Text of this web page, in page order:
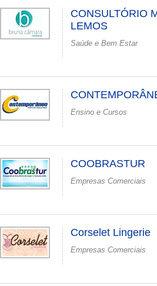
CONSULTÓRIO
LEMOS
Saúde e Bem Estar
Ensino e Cursos
COOBRASTUR
Empresas Comerciais
Corselet Lingerie
Empresas Comerciais